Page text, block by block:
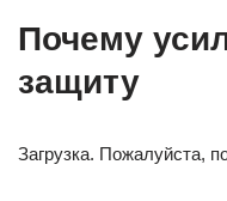
Почему
защиту
Загрузка. Пожалуйста,